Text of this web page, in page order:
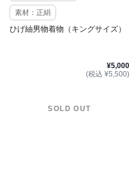
素材：正絹
ひげ紬男物着物（キングサイズ）
¥5,000
(税込 ¥5,500)
SOLD OUT